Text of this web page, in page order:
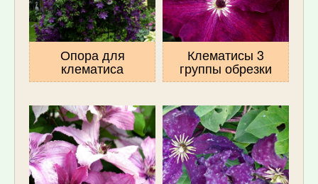
Опора для
клематиса
Клематисы 3
группы обрезки